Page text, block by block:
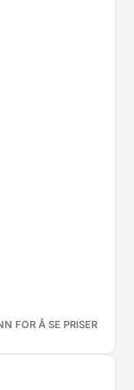
FOR Å SE PRISER